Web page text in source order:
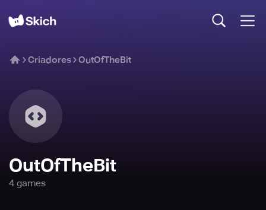
Criadores OutOfTheBit
OutOfTheBit
4 games